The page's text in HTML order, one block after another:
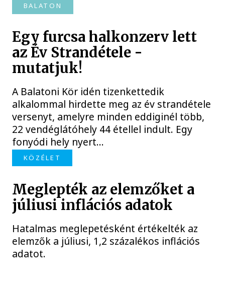
BALATON
Egy furcsa halkonzerv lett
az Év Strandétele -
mutatjuk!
A Balatoni Kör idén tizenkettedik
alkalommal hirdette meg az év strandétele
versenyt, amelyre minden eddiginél több,
22 vendéglátóhely 44 étellel indult. Egy
fonyódi hely nyert...
KÖZÉLET
Meglepték az elemzőket a
júliusi inflációs adatok
Hatalmas meglepetésként értékelték az
elemzők a júliusi, 1,2 százalékos inflációs
adatot.